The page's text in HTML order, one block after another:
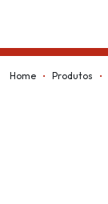
Home Produtos